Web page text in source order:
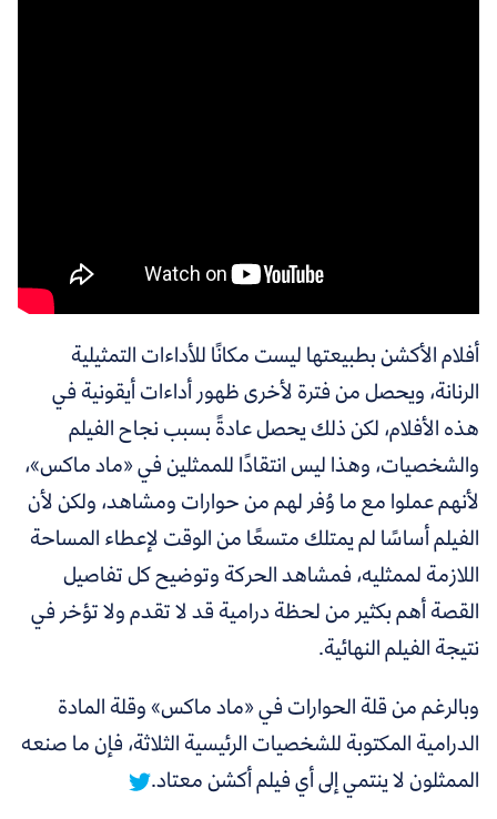
أفلام الأكشن بطبيعتها ليست مكانًا للأداءات التمثيلية
الرنانة، ويحصل من فترة لأخرى ظهور أداءات أيقونية في
هذه الأفلام، لكن ذلك يحصل عادةً بسبب نجاح الفيلم
والشخصيات، وهذا ليس انتقادًا للممثلين في «ماد ماكس»،
لأنهم عملوا مع ما وُفر لهم من حوارات ومشاهد، ولكن لأن
الفيلم أساسًا لم يمتلك متسعًا من الوقت لإعطاء المساحة
اللازمة لممثليه، فمشاهد الحركة وتوضيح كل تفاصيل
القصة أهم بكثير من لحظة درامية قد لا تقدم ولا تؤخر في
نتيجة الفيلم النهائية.
وبالرغم من قلة الحوارات في «ماد ماكس» وقلة المادة
الدرامية المكتوبة للشخصيات الرئيسية الثلاثة، فإن ما صنعه
الممثلون لا ينتمي إلى أي فيلم أكشن معتاد.